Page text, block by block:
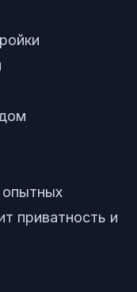
опытных
приватность и